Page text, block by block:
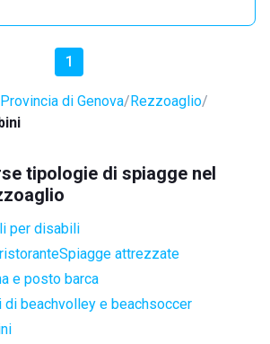
1
Provincia di Genova Rezzoaglio
tipologie di spiagge nel
per disabili
Spiagge attrezzate
e posto barca
di beachvolley e beachsoccer